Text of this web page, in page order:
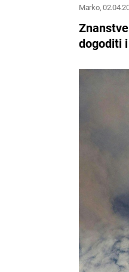
Marko,
dogoditi